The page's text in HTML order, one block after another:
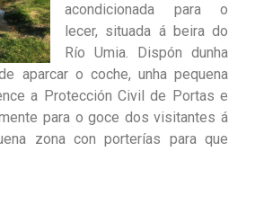
acondicionada para o
lecer, situada á beira do
Río Umia. Dispón dunha
aparcar o coche, unha pequena
a Protección Civil de Portas e
para o goce dos visitantes á
zona con porterías para que